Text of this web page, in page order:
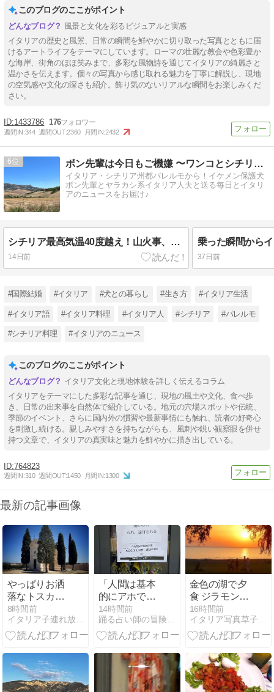
このブログのここがポイント
風景と文化を彩るビジュアルと実感
イタリアの歴史と風景、日常の瞬間を鮮やかに切り取った写真とともに届
けるアートライフをテーマにしています。ローマの壮麗な教会や色彩豊か
な海岸、街角のほほ笑みまで、多彩な風物詩を通じてイタリアの綺麗さと
温かさを伝えます。個々の写真から感じ取れる魅力を丁寧に解説し、現地
の空気感や文化の深さも紹介。飾り気のないリアルな瞬間をお楽しみくだ
さい。
1433786 176
週間IN:344 週間OUT:2360 月間IN:2432
6 ボン先輩は今日もご機嫌 〜ワンコとシチリア暮らし〜
イタリア・シチリア州都パレルモから！イケメン保護犬
ボン先輩とヤラカシ系イタリア人夫と送る毎日とイタリ
アのニュースをお届け♪
シチリア最高気温40度越え！山火事、停電、熱中症疑惑…パレルモも灼熱地獄
14日前 37日前
#国際結婚 #イタリア #犬との暮らし #生き方 #イタリア生活
#イタリア語 #イタリア料理 #イタリア人 #シチリア #パレルモ
#シチリア料理 #イタリアのニュース
このブログのここがポイント
イタリア文化と現地体験を詳しく伝えるコラム
イタリアをテーマにした多彩な記事を通じ、現地の風土や文化、食べ歩
き、日常の出来事を自然体で紹介している。地元の穴場スポットや伝統、
季節のイベント、さらに国内外の慣習や最新事情にも触れ、読者の好奇心
を刺激し続ける。親しみやすさを持ちながらも、風刺や鋭い観察眼を併せ
持つ文章で、イタリアの真実味と魅力を鮮やかに描き出している。
764823
週間IN:310 週間OUT:1450 月間IN:1300
最新の記事画像
やっぱりお洒
落なトスカー
ナ
8時間前
イタリア子連れ放浪記
「人間は基本
的にアホでど
うしようもな
いもの」が前
提のイタリ
14時間前
踊る占い師の冒険譚 星のお墨付 イタリアとモナコ
金色の湖で夕
食 ジラモンド
トラジメーノ
湖
16時間前
イタリア写真草子 Fotoblog da Perugia